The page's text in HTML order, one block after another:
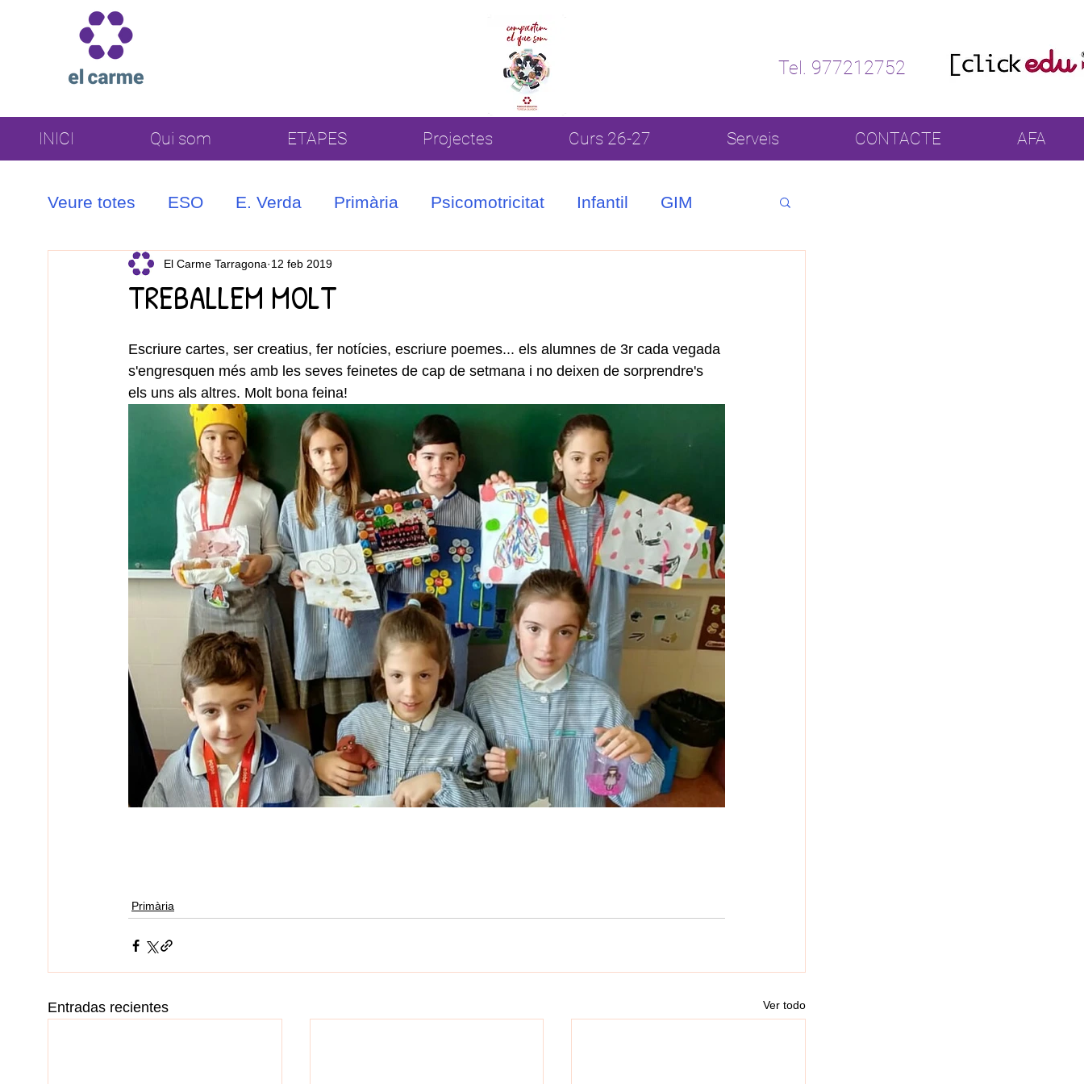
Tel. 977212752
INICI Qui som ETAPES Projectes Curs 26-27 Serveis CONTACTE AFA
Veure totes ESO E. Verda Primària Psicomotricitat Infantil GIM
TREBALLEM MOLT
El Carme Tarragona 12 feb 2019
Escriure cartes, ser creatius, fer notícies, escriure poemes... els alumnes de 3r cada vegada
s'engresquen més amb les seves feinetes de cap de setmana i no deixen de sorprendre's
els uns als altres. Molt bona feina!
Primària
Entradas recientes Ver todo